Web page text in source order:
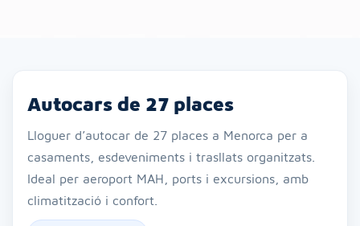
Autocars de 27 places
Lloguer d’autocar de 27 places a Menorca per a
casaments, esdeveniments i trasllats organitzats.
Ideal per aeroport MAH, ports i excursions, amb
climatització i confort.